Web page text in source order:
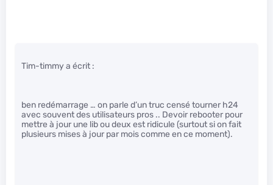
Tim-timmy a écrit :
ben redémarrage … on parle d’un truc censé tourner h24
avec souvent des utilisateurs pros .. Devoir rebooter pour
mettre à jour une lib ou deux est ridicule (surtout si on fait
plusieurs mises à jour par mois comme en ce moment).